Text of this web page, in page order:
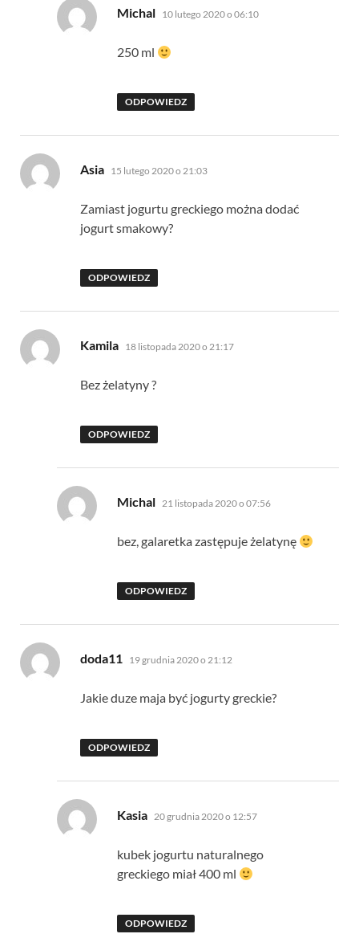
Michal pisze:
10 lutego 2020 o 06:10
250 ml
ODPOWIEDZ
Asia pisze:
15 lutego 2020 o 21:03
Zamiast jogurtu greckiego można dodać
jogurt smakowy?
ODPOWIEDZ
Kamila pisze:
18 listopada 2020 o 21:17
Bez żelatyny ?
ODPOWIEDZ
Michal pisze:
21 listopada 2020 o 07:56
bez, galaretka zastępuje żelatynę
ODPOWIEDZ
doda11 pisze:
19 grudnia 2020 o 21:12
Jakie duze maja być jogurty greckie?
ODPOWIEDZ
Kasia pisze:
20 grudnia 2020 o 12:57
kubek jogurtu naturalnego
greckiego miał 400 ml
ODPOWIEDZ